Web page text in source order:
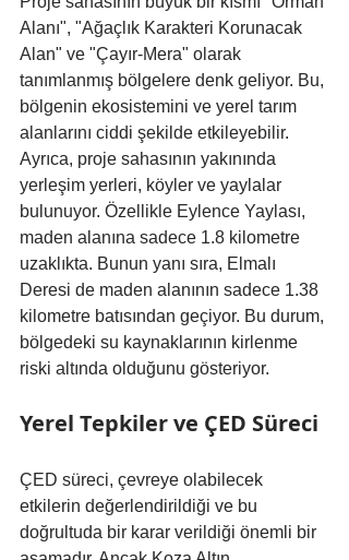
Alanı", "Ağaçlık Karakteri Korunacak
Alan" ve "Çayır-Mera" olarak
tanımlanmış bölgelere denk geliyor. Bu,
bölgenin ekosistemini ve yerel tarım
alanlarını ciddi şekilde etkileyebilir.
Ayrıca, proje sahasının yakınında
yerleşim yerleri, köyler ve yaylalar
bulunuyor. Özellikle Eylence Yaylası,
maden alanına sadece 1.8 kilometre
uzaklıkta. Bunun yanı sıra, Elmalı
Deresi de maden alanının sadece 1.38
kilometre batısından geçiyor. Bu durum,
bölgedeki su kaynaklarının kirlenme
riski altında olduğunu gösteriyor.
Yerel Tepkiler ve ÇED Süreci
ÇED süreci, çevreye olabilecek
etkilerin değerlendirildiği ve bu
doğrultuda bir karar verildiği önemli bir